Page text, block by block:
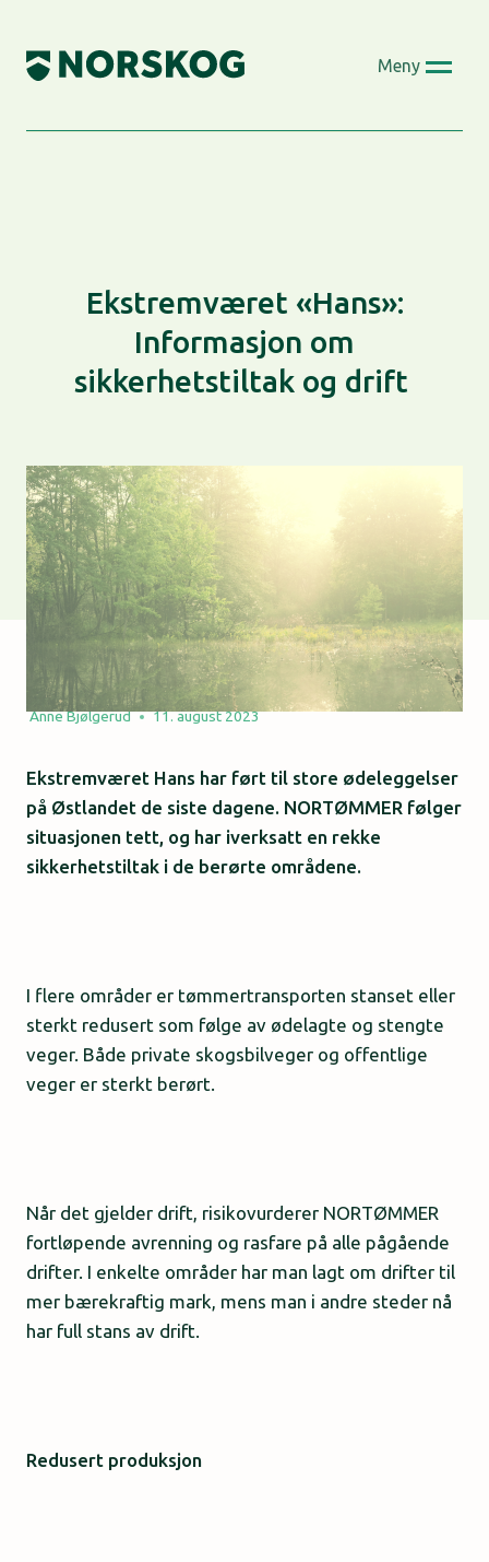
content
Meny
Ekstremværet «Hans»:
Informasjon om
sikkerhetstiltak og drift
Anne Bjølgerud 11. august 2023
Ekstremværet Hans har ført til store ødeleggelser
på Østlandet de siste dagene. NORTØMMER følger
situasjonen tett, og har iverksatt en rekke
sikkerhetstiltak i de berørte områdene.
I flere områder er tømmertransporten stanset eller
sterkt redusert som følge av ødelagte og stengte
veger. Både private skogsbilveger og offentlige
veger er sterkt berørt.
Når det gjelder drift, risikovurderer NORTØMMER
fortløpende avrenning og rasfare på alle pågående
drifter. I enkelte områder har man lagt om drifter til
mer bærekraftig mark, mens man i andre steder nå
har full stans av drift.
Redusert produksjon